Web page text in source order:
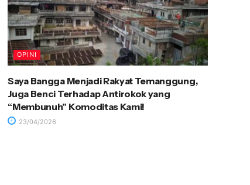
OPINI
Saya Bangga Menjadi Rakyat Temanggung,
Juga Benci Terhadap Antirokok yang
“Membunuh” Komoditas Kami!
23/04/2026